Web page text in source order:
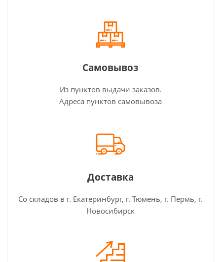
Самовывоз
Из пунктов выдачи заказов.
Адреса пунктов самовывоза
Доставка
Со складов в г. Екатеринбург, г. Тюмень, г. Пермь, г.
Новосибирск